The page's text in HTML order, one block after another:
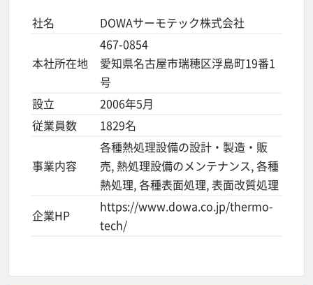
社名 DOWAサーモテック株式会社
本社所在地
467-0854
愛知県名古屋市瑞穂区浮島町19番1
号
設立
2006年5月
従業員数
1829名
事業内容
各種熱処理設備の設計・製造・販
売, 熱処理設備のメンテナンス, 各種
熱処理, 各種表面処理, 表面改質処理
企業HP
https://www.dowa.co.jp/thermo-
tech/